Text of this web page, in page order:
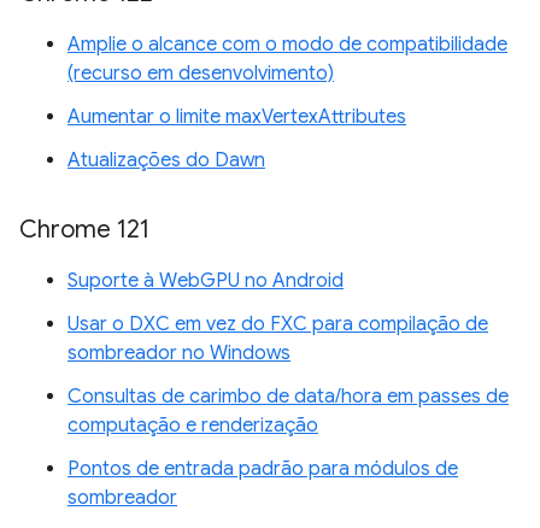
Amplie o alcance com o modo de compatibilidade
(recurso em desenvolvimento)
Aumentar o limite maxVertexAttributes
Atualizações do Dawn
Chrome 121
Suporte à WebGPU no Android
Usar o DXC em vez do FXC para compilação de
sombreador no Windows
Consultas de carimbo de data/hora em passes de
computação e renderização
Pontos de entrada padrão para módulos de
sombreador